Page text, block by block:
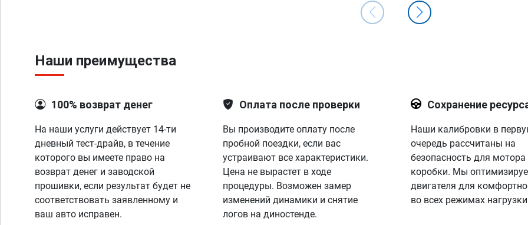
Наши преимущества
100% возврат денег
На наши услуги действует 14-ти
дневный тест-драйв, в течение
которого вы имеете право на
возврат денег и заводской
прошивки, если результат будет не
соответствовать заявленному и
ваш авто исправен.
Оплата после проверки
Вы производите оплату после
пробной поездки, если вас
устраивают все характеристики.
Цена не вырастет в ходе
процедуры. Возможен замер
изменений динамики и снятие
логов на диностенде.
Сохранение
Наши калибровки в
очередь рассчитаны на
безопасность для мотора
коробки. Мы
двигателя для
во всех режимах